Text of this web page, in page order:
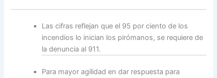
Las cifras reflejan que el 95 por ciento de los
incendios lo inician los pirómanos, se requiere de
la denuncia al 911.
Para mayor agilidad en dar respuesta para